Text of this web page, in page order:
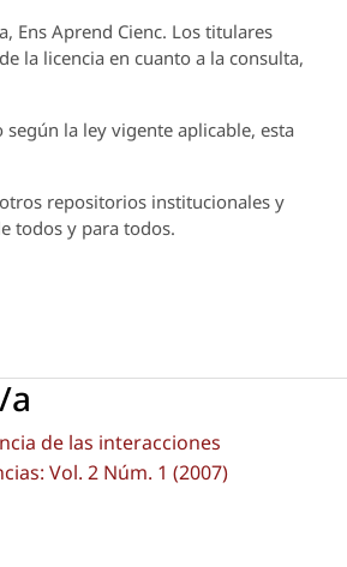
Ens Aprend Cienc. Los titulares
la licencia en cuanto a la consulta,
la ley vigente aplicable, esta
repositorios institucionales y
todos y para todos.
de las interacciones
Vol. 2 Núm. 1 (2007)